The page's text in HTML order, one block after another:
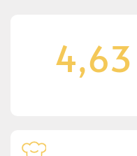
4,63